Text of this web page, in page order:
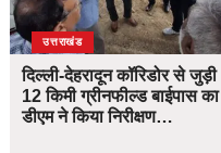
उत्तराखंड
दिल्ली-देहरादून कॉरिडोर से जुड़ी
12 किमी ग्रीनफील्ड बाईपास का
डीएम ने किया निरीक्षण…